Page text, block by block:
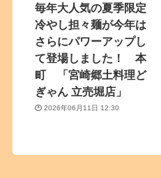
毎年大人気の夏季限定
冷やし担々麺が今年は
さらにパワーアップし
て登場しました！ 本
町 「宮崎郷土料理ど
ぎゃん 立売堀店」
2026年06月11日 12:30